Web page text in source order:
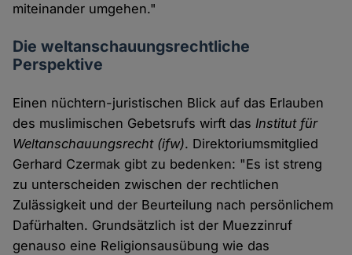
miteinander umgehen."
Die weltanschauungsrechtliche
Perspektive
Einen nüchtern-juristischen Blick auf das Erlauben
des muslimischen Gebetsrufs wirft dasInstitut für
Weltanschauungsrecht (ifw). Direktoriumsmitglied
Gerhard Czermak gibt zu bedenken: "Es ist streng
zu unterscheiden zwischen der rechtlichen
Zulässigkeit und der Beurteilung nach persönlichem
Dafürhalten. Grundsätzlich ist der Muezzinruf
genauso eine Religionsausübung wie das